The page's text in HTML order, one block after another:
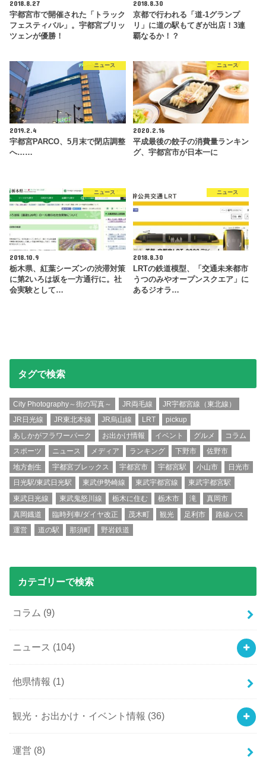
2018.8.27
宇都宮市で開催された「トラック
フェスティバル」。宇都宮ブリッ
ツェンが優勝！
2018.8.30
京都で行われる「道-1グランプ
リ」に道の駅もてぎが出店！3連
覇なるか！？
ニュース
2019.2.4
宇都宮PARCO、5月末で閉店調整
へ……
ニュース
2020.2.16
平成最後の餃子の消費量ランキン
グ、宇都宮市が日本一に
ニュース
2018.10.9
栃木県、紅葉シーズンの渋滞対策
に第2いろは坂を一方通行に。社
会実験として…
ニュース
2018.8.30
LRTの鉄道模型、「交通未来都市
うつのみやオープンスクエア」に
あるジオラ…
タグで検索
City Photography～街の写真～ JR両毛線
JR宇都宮線（東北線）
JR日光線
JR東北本線 JR烏山線 LRT
pickup
あしかがフラワーパーク
お出かけ情報 イベント グルメ
コラム
スポーツ
ニュース メディア ランキング 下野市
佐野市
地方創生
宇都宮ブレックス 宇都宮市 宇都宮駅 小山市
日光市
日光駅/東武日光駅
東武伊勢崎線 東武宇都宮線
東武宇都宮駅
東武日光線
東武鬼怒川線 栃木に住む 栃木市 滝
真岡市
真岡鐡道
臨時列車/ダイヤ改正 茂木町 観光 足利市
路線バス
運営
道の駅 那須町 野岩鉄道
カテゴリーで検索
コラム (9)
ニュース (104)
他県情報 (1)
観光・お出かけ・イベント情報 (36)
運営 (8)